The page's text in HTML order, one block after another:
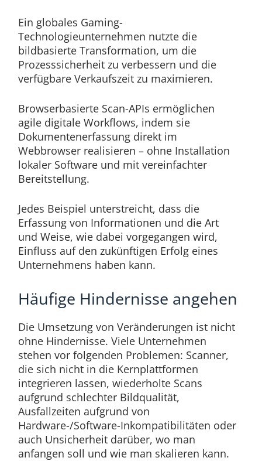
Ein globales Gaming-
Technologieunternehmen nutzte die
bildbasierte Transformation, um die
Prozesssicherheit zu verbessern und die
verfügbare Verkaufszeit zu maximieren.
Browserbasierte Scan-APIs ermöglichen
agile digitale Workflows, indem sie
Dokumentenerfassung direkt im
Webbrowser realisieren – ohne Installation
lokaler Software und mit vereinfachter
Bereitstellung.
Jedes Beispiel unterstreicht, dass die
Erfassung von Informationen und die Art
und Weise, wie dabei vorgegangen wird,
Einfluss auf den zukünftigen Erfolg eines
Unternehmens haben kann.
Häufige Hindernisse angehen
Die Umsetzung von Veränderungen ist nicht
ohne Hindernisse. Viele Unternehmen
stehen vor folgenden Problemen: Scanner,
die sich nicht in die Kernplattformen
integrieren lassen, wiederholte Scans
aufgrund schlechter Bildqualität,
Ausfallzeiten aufgrund von
Hardware-/Software-Inkompatibilitäten oder
auch Unsicherheit darüber, wo man
anfangen soll und wie man skalieren kann.